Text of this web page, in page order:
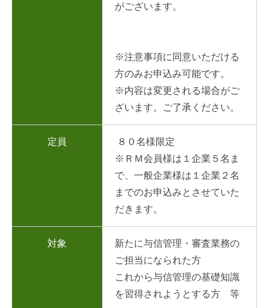
がございます。
※注意事項に同意いただける
方のみお申込み可能です。
※内容は変更される場合がご
ざいます。ご了承ください。
定員
８０名様限定
※ＲＭ会員様は１企業５名ま
で、一般企業様は１企業２名
までのお申込みとさせていた
だきます。
対象
新たに与信管理・審査業務の
ご担当になられた方
これから与信管理の基礎知識
を習得されようとする方 等